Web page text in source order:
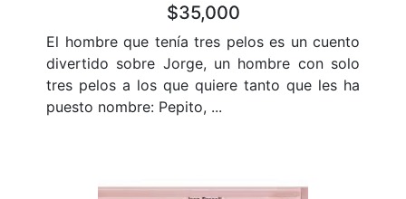
$35,000
El hombre que tenía tres pelos es un cuento
divertido sobre Jorge, un hombre con solo
tres pelos a los que quiere tanto que les ha
puesto nombre: Pepito, ...